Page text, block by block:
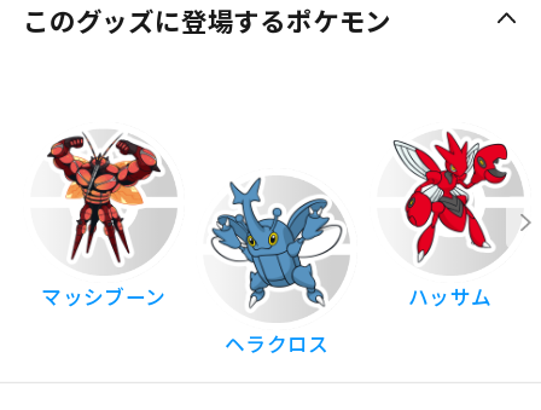
このグッズに登場するポケモン
マッシブーン
ヘラクロス
ハッサム